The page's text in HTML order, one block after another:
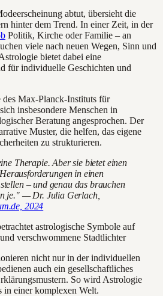
abtut, übersieht die
hinter dem Trend. In einer Zeit, in der
Politik, Kirche oder Familie – an
viele nach neuen Wegen, Sinn und
bietet dabei eine
für individuelle Geschichten und
Max-Planck-Instituts für
insbesondere Menschen in
Beratung angesprochen. Der
Muster, die helfen, das eigene
zu strukturieren.
Therapie. Aber sie bietet einen
in einen
– und genau das brauchen
je." — Dr. Julia Gerlach,
2024
nicht nur in der individuellen
auch ein gesellschaftliches
So wird Astrologie
in einer komplexen Welt.